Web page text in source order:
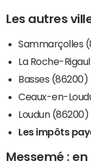
Les autres
Sammarçolles
La Roche-
Basses (86200)
Ceaux-en-
Loudun (86200)
Les impôts
Messemé :